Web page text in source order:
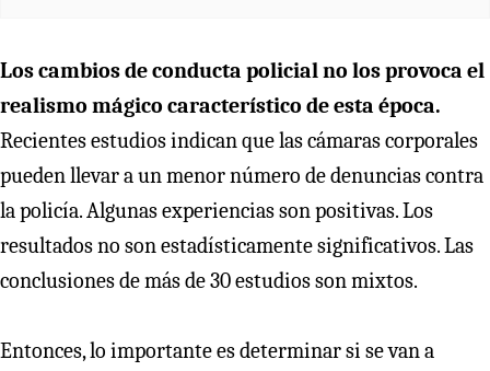
Los cambios de conducta policial no los provoca el
realismo mágico característico de esta época.
Recientes estudios indican que las cámaras corporales
pueden llevar a un menor número de denuncias contra
la policía. Algunas experiencias son positivas. Los
resultados no son estadísticamente significativos. Las
conclusiones de más de 30 estudios son mixtos.
Entonces, lo importante es determinar si se van a